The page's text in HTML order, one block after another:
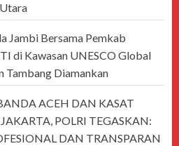
Jambi Bersama Pemkab
di Kawasan UNESCO Global
Tambang Diamankan
ACEH DAN KASAT
POLRI TEGASKAN:
DAN TRANSPARAN